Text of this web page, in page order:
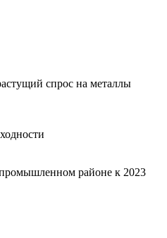
спрос на металлы
районе к 2023